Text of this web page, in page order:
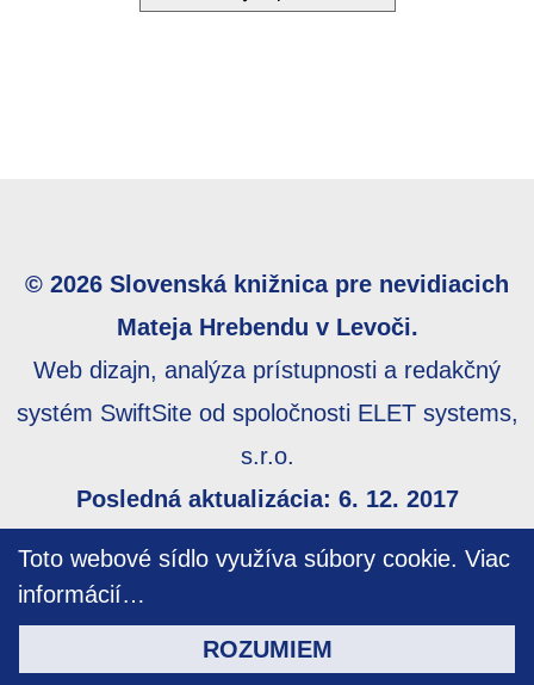
Toto webové sídlo využíva súbory cookie. Viac
informácií…
ROZUMIEM
© 2026 Slovenská knižnica pre nevidiacich
Mateja Hrebendu v Levoči.
Web dizajn, analýza prístupnosti a redakčný
systém SwiftSite od spoločnosti ELET systems,
s.r.o.
Posledná aktualizácia: 6. 12. 2017
prístupnosti